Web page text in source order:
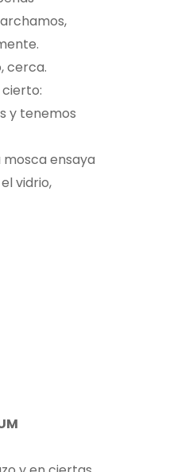
cerca.
cierto:
y tenemos
ensaya
vidrio,